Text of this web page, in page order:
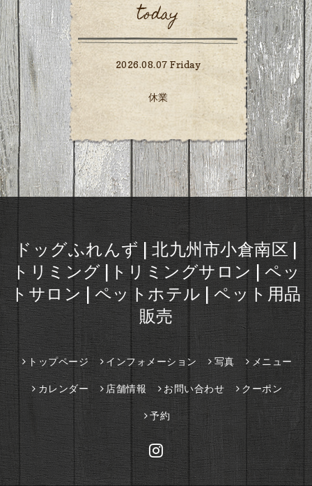
today
2026.08.07 Friday
休業
ドッグふれんず | 北九州市小倉南区 |
トリミング |トリミングサロン | ペッ
トサロン | ペットホテル | ペット用品
販売
トップページ インフォメーション 写真 メニュー
カレンダー 店舗情報 お問い合わせ クーポン
予約